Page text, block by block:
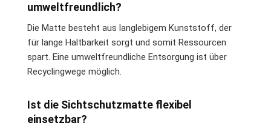
umweltfreundlich?
Die Matte besteht aus langlebigem Kunststoff, der
für lange Haltbarkeit sorgt und somit Ressourcen
spart. Eine umweltfreundliche Entsorgung ist über
Recyclingwege möglich.
Ist die Sichtschutzmatte flexibel
einsetzbar?